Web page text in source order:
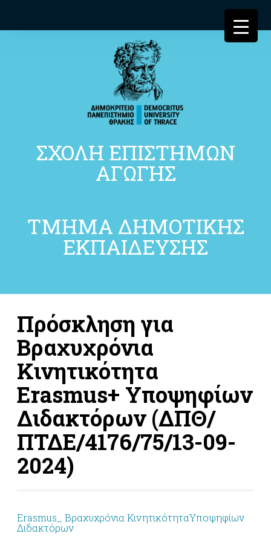
ΣΧΟΛΗ ΕΠΙΣΤΗΜΩΝ
ΑΓΩΓΗΣ
ΤΜΗΜΑ ΔΗΜΟΤΙΚΗΣ
ΕΚΠΑΙΔΕΥΣΗΣ
Πρόσκληση για
Βραχυχρόνια
Κινητικότητα
Erasmus+ Υποψηφίων
Διδακτόρων (ΔΠΘ/
ΠΤΔΕ/4176/75/13-09-
2024)
Erasmus_ Βραχυχρόνια ΚινητικότηταΥποψηφίων
Διδακτόρων